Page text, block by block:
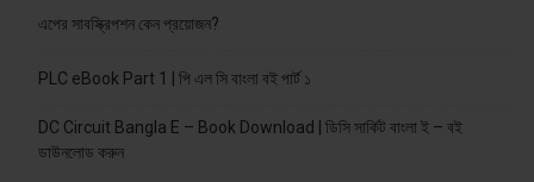
এপের সাবস্ক্রিপশন কেন প্রয়োজন?
PLC eBook Part 1 | পি এল সি বাংলা বই পার্ট ১
DC Circuit Bangla E – Book Download | ডিসি সার্কিট বাংলা ই – বই
ডাউনলোড করুন